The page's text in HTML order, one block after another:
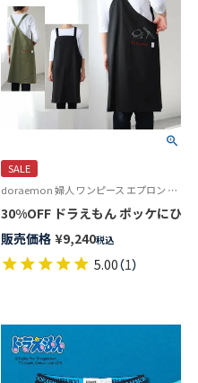
SALE
doraemon 婦人 ワンピース エプロン ギフト プレゼント 無料ラッピング
30%OFF ドラえもん ポッケにひ
販売価格 ¥9,240税込
5.00（1）